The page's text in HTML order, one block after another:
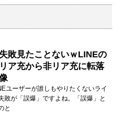
敗見たことないｗLINEの
ア充から非リア充に転落
ユーザーが誰しもやりたくないライ
敗が「誤爆」ですよね。「誤爆」と
と